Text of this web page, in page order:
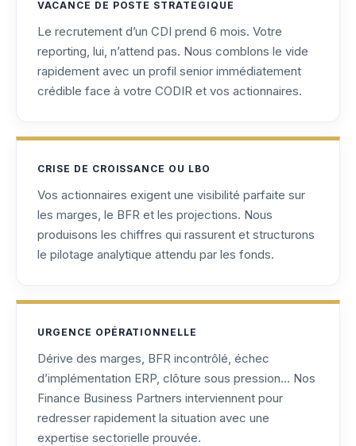
VACANCE DE POSTE STRATÉGIQUE
Le recrutement d’un CDI prend 6 mois. Votre
reporting, lui, n’attend pas. Nous comblons le vide
rapidement avec un profil senior immédiatement
crédible face à votre CODIR et vos actionnaires.
CRISE DE CROISSANCE OU LBO
Vos actionnaires exigent une visibilité parfaite sur
les marges, le BFR et les projections. Nous
produisons les chiffres qui rassurent et structurons
le pilotage analytique attendu par les fonds.
URGENCE OPÉRATIONNELLE
Dérive des marges, BFR incontrôlé, échec
d’implémentation ERP, clôture sous pression… Nos
Finance Business Partners interviennent pour
redresser rapidement la situation avec une
expertise sectorielle prouvée.